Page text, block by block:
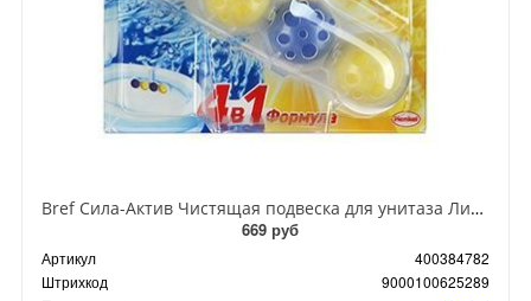
Bref Сила-Актив Чистящая подвеска для унитаза Лимонная свежесть 4 в 1 50 гр
669 руб
Артикул
400384782
Штрихкод
9000100625289